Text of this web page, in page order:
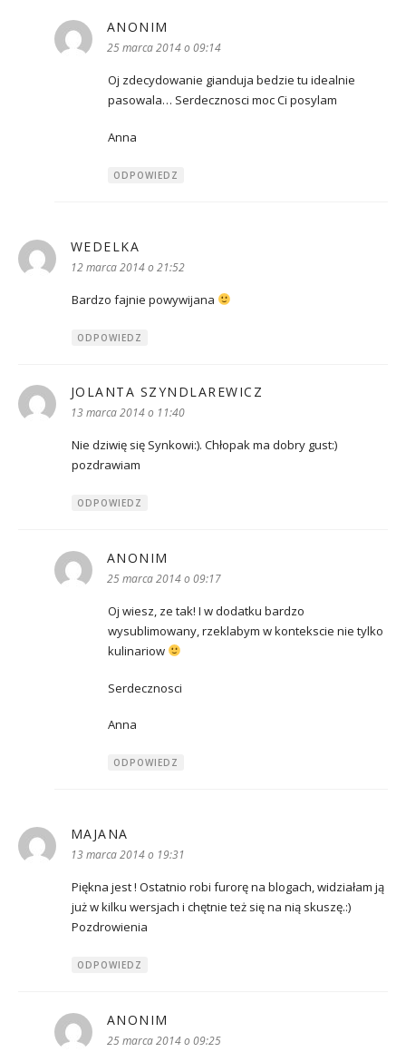
ANONIM
25 marca 2014 o 09:14
Oj zdecydowanie gianduja bedzie tu idealnie
pasowala… Serdecznosci moc Ci posylam
Anna
ODPOWIEDZ
WEDELKA
12 marca 2014 o 21:52
Bardzo fajnie powywijana
ODPOWIEDZ
JOLANTA SZYNDLAREWICZ
13 marca 2014 o 11:40
Nie dziwię się Synkowi:). Chłopak ma dobry gust:)
pozdrawiam
ODPOWIEDZ
ANONIM
25 marca 2014 o 09:17
Oj wiesz, ze tak! I w dodatku bardzo
wysublimowany, rzeklabym w kontekscie nie tylko
kulinariow
Serdecznosci
Anna
ODPOWIEDZ
MAJANA
13 marca 2014 o 19:31
Piękna jest ! Ostatnio robi furorę na blogach, widziałam ją
już w kilku wersjach i chętnie też się na nią skuszę.:)
Pozdrowienia
ODPOWIEDZ
ANONIM
25 marca 2014 o 09:25